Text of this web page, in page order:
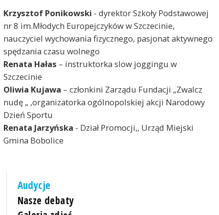
Krzysztof Ponikowski - dyrektor Szkoły Podstawowej
nr 8 im.Młodych Europejczyków w Szczecinie,
nauczyciel wychowania fizycznego, pasjonat aktywnego
spędzania czasu wolnego
Renata Hałas – instruktorka slow joggingu w
Szczecinie
Oliwia Kujawa – członkini Zarządu Fundacji „Zwalcz
nudę „ ,organizatorka ogólnopolskiej akcji Narodowy
Dzień Sportu
Renata Jarzyńska - Dział Promocji,, Urząd Miejski
Gmina Bobolice
Audycje
Nasze debaty